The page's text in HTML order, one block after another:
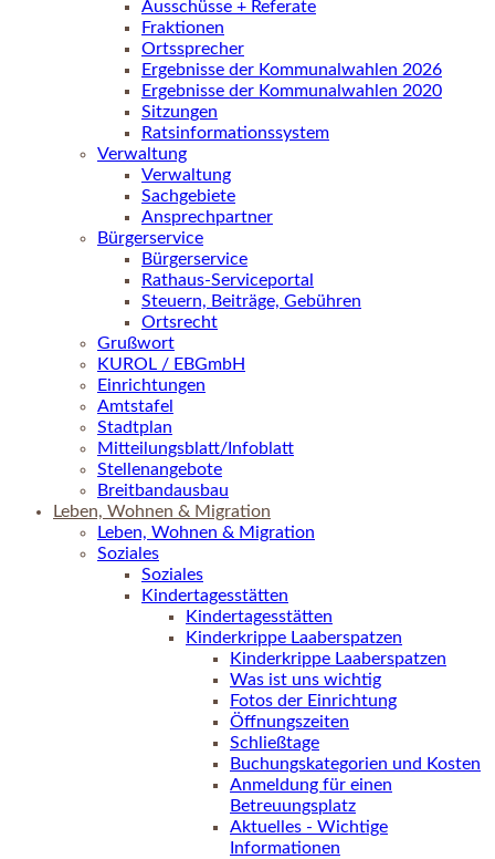
Ausschüsse + Referate
Fraktionen
Ortssprecher
Ergebnisse der Kommunalwahlen 2026
Ergebnisse der Kommunalwahlen 2020
Sitzungen
Ratsinformationssystem
Verwaltung
Verwaltung
Sachgebiete
Ansprechpartner
Bürgerservice
Bürgerservice
Rathaus-Serviceportal
Steuern, Beiträge, Gebühren
Ortsrecht
Grußwort
KUROL / EBGmbH
Einrichtungen
Amtstafel
Stadtplan
Mitteilungsblatt/Infoblatt
Stellenangebote
Breitbandausbau
Leben, Wohnen & Migration
Leben, Wohnen & Migration
Soziales
Soziales
Kindertagesstätten
Kindertagesstätten
Kinderkrippe Laaberspatzen
Kinderkrippe Laaberspatzen
Was ist uns wichtig
Fotos der Einrichtung
Öffnungszeiten
Schließtage
Buchungskategorien und Kosten
Anmeldung für einen
Betreuungsplatz
Aktuelles - Wichtige
Informationen